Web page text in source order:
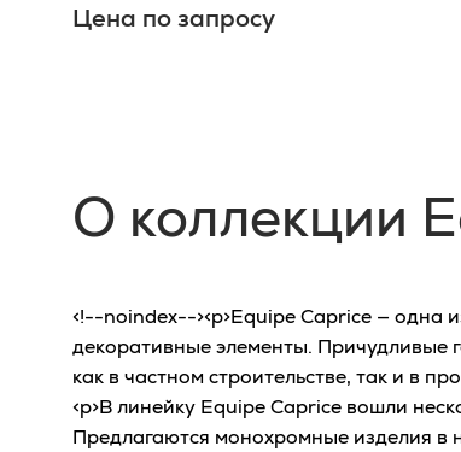
Цена по запросу
О коллекции
<!--noindex--><p>Equipe Caprice — одна
декоративные элементы. Причудливые
как в частном строительстве, так и в
<p>В линейку Equipe Caprice вошли
Предлагаются монохромные изделия в